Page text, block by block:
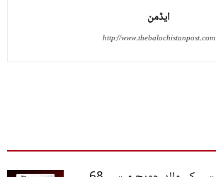
ایڈمن
http://www.thebalochistanpost.com